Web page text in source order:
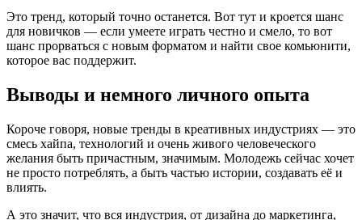
Это тренд, который точно останется. Вот тут и кроется шанс
для новичков — если умеете играть честно и смело, то вот
шанс прорваться с новым форматом и найти свое комьюнити,
которое вас поддержит.
Выводы и немного личного опыта
Короче говоря, новые тренды в креативных индустриях — это
смесь хайпа, технологий и очень живого человеческого
желания быть причастным, значимым. Молодежь сейчас хочет
не просто потреблять, а быть частью истории, создавать её и
влиять.
А это значит, что вся индустрия, от дизайна до маркетинга,